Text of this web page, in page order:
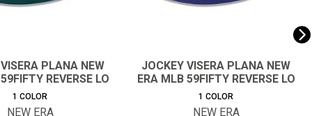
PLANA NEW
REVERSE LO
1 COLOR
NEW ERA
JOCKEY VISERA PLANA NEW
ERA MLB 59FIFTY REVERSE LO
1 COLOR
NEW ERA